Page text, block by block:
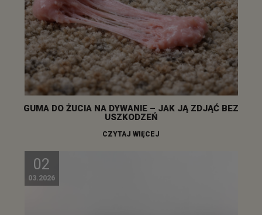
GUMA DO ŻUCIA NA DYWANIE – JAK JĄ ZDJĄĆ BEZ
USZKODZEŃ
CZYTAJ WIĘCEJ
02
03.2026